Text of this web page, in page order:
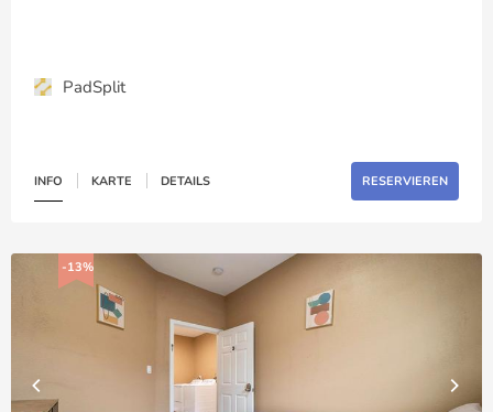
PadSplit
INFO KARTE DETAILS RESERVIEREN
-13%